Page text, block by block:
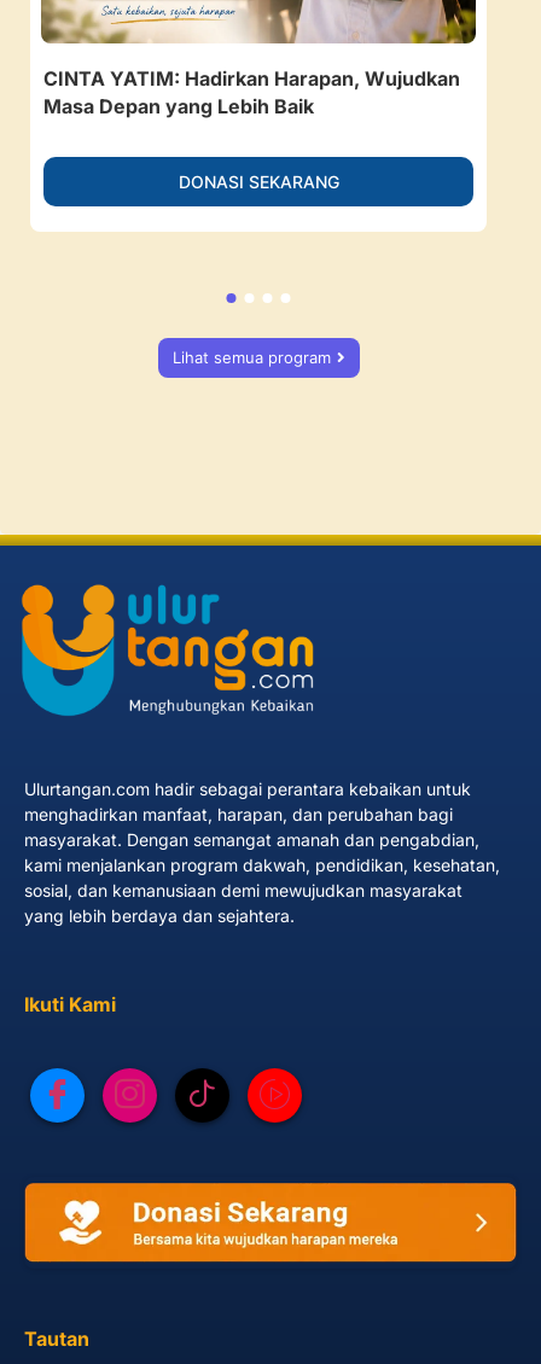
CINTA YATIM: Hadirkan Harapan, Wujudkan
Masa Depan yang Lebih Baik
DONASI SEKARANG
Lihat semua program
Ulurtangan.com hadir sebagai perantara kebaikan untuk
menghadirkan manfaat, harapan, dan perubahan bagi
masyarakat. Dengan semangat amanah dan pengabdian,
kami menjalankan program dakwah, pendidikan, kesehatan,
sosial, dan kemanusiaan demi mewujudkan masyarakat
yang lebih berdaya dan sejahtera.
Ikuti Kami
Tautan